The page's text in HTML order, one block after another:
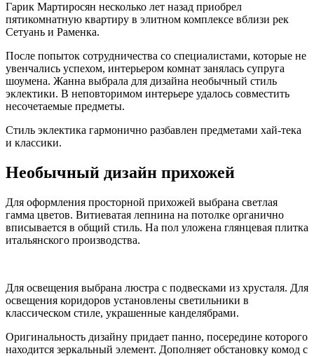
Гарик Мартиросян несколько лет назад приобрел
пятикомнатную квартиру в элитном комплексе вблизи рек
Сетуань и Раменка.
После попыток сотрудничества со специалистами, которые не
увенчались успехом, интерьером комнат занялась супруга
шоумена. Жанна выбрала для дизайна необычный стиль
эклектики. В неповторимом интерьере удалось совместить
несочетаемые предметы.
Стиль эклектика гармонично разбавлен предметами хай-тека
и классики.
Необычный дизайн прихожей
Для оформления просторной прихожей выбрана светлая
гамма цветов. Витиеватая лепнина на потолке органично
вписывается в общий стиль. На пол уложена глянцевая плитка
итальянского производства.
Для освещения выбрана люстра с подвесками из хрусталя. Для
освещения коридоров установлены светильники в
классическом стиле, украшенные канделябрами.
Оригинальность дизайну придает панно, посередине которого
находится зеркальный элемент. Дополняет обстановку комод с